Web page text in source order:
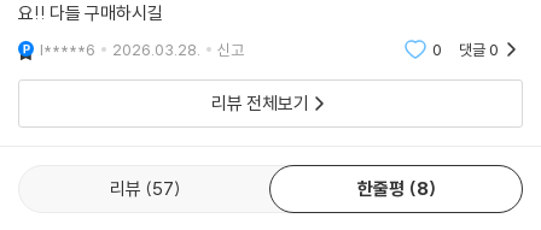
요!! 다들 구매하시길
l*****6 2026.03.28. 신고 0 댓글0
리뷰 전체보기
리뷰 57 한줄평 8